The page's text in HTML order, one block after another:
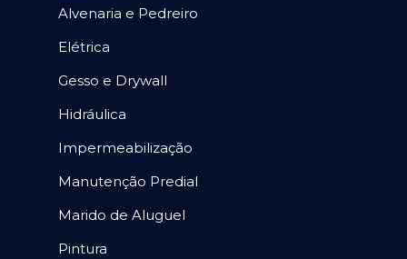
Alvenaria e Pedreiro
Elétrica
Gesso e Drywall
Hidráulica
Impermeabilização
Manutenção Predial
Marido de Aluguel
Pintura